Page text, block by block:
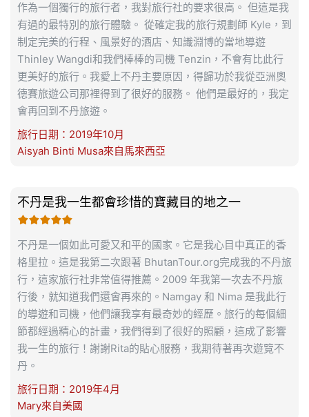
作為一個獨行的旅行者，我對旅行社的要求很高。 但這是我
有過的最特別的旅行體驗。 從確定我的旅行規劃師 Kyle，到
制定完美的行程、風景好的酒店、知識淵博的當地導遊
Thinley Wangdi和我們棒棒的司機 Tenzin，不會有比此行
更美好的旅行。我愛上不丹主要原因，得歸功於我從亞洲奧
德賽旅遊公司那裡得到了很好的服務。 他們是最好的，我定
會再回到不丹旅遊。
旅行日期：2019年10月
Aisyah Binti Musa來自馬來西亞
不丹是我一生都會珍惜的寶藏目的地之一

不丹是一個如此可愛又和平的國家。它是我心目中真正的香
格里拉。這是我第二次跟著 BhutanTour.org完成我的不丹旅
行，這家旅行社非常值得推薦。2009 年我第一次去不丹旅
行後，就知道我們還會再來的。Namgay 和 Nima 是我此行
的導遊和司機，他們讓我享有最奇妙的經歷。旅行的每個細
節都經過精心的計畫，我們得到了很好的照顧，這成了影響
我一生的旅行！謝謝Rita的貼心服務，我期待著再次遊覽不
丹。
旅行日期：2019年4月
Mary來自美國